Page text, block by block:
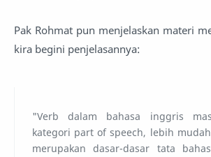
Pak Rohmat pun menjelaskan materi
kira begini penjelasannya:
"Verb dalam bahasa inggris
kategori part of speech, lebih
merupakan dasar-dasar tata